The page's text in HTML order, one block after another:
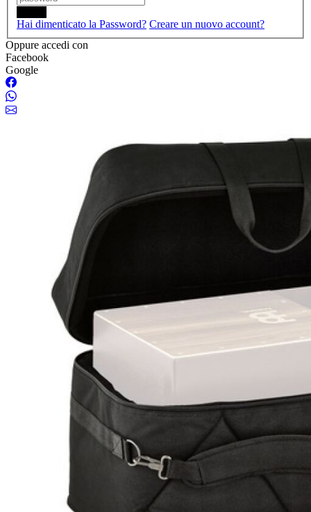
Hai dimenticato la Password? Creare un nuovo account?
Oppure accedi con
Facebook
Google